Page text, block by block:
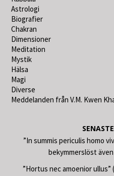
Astrologi
Biografier
Chakran
Dimensioner
Meditation
Mystik
Hälsa
Magi
Diverse
Meddelanden från V.M. Kwen
”In summis periculis homo
bekymmerslöst
”Hortus nec amoenior